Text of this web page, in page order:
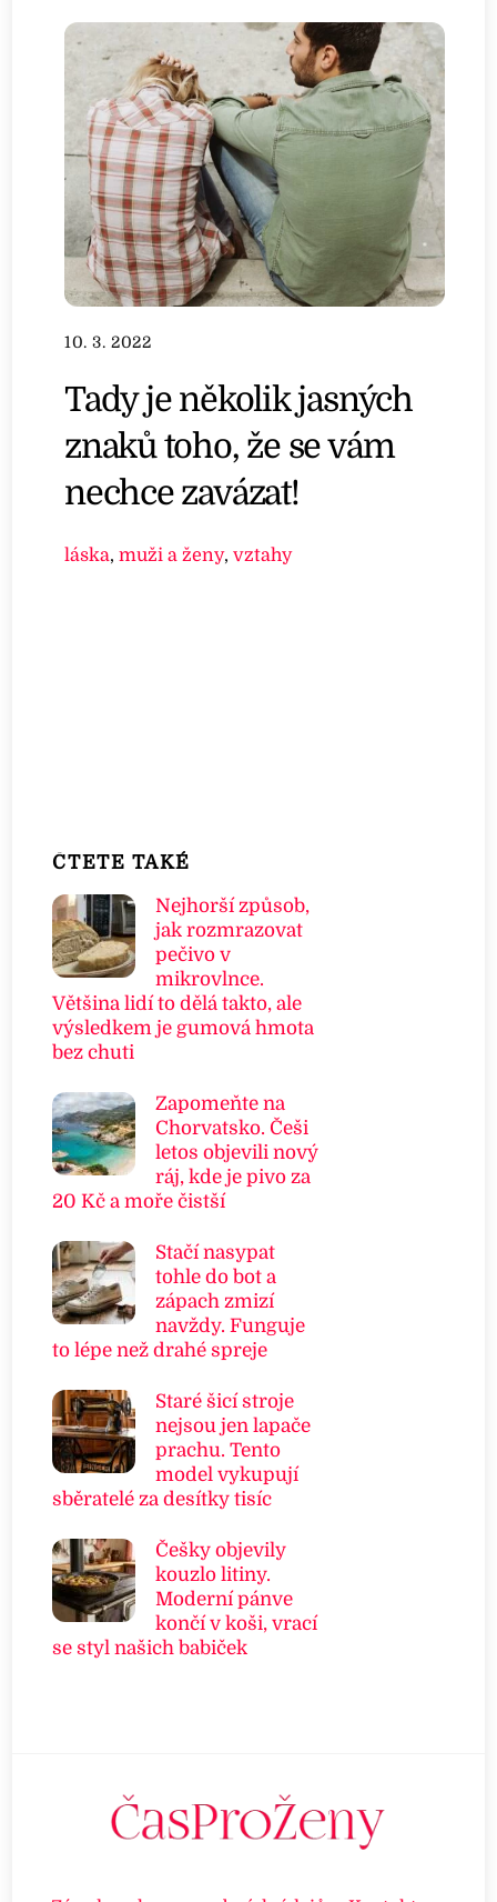
10. 3. 2022
Tady je několik jasných
znaků toho, že se vám
nechce zavázat!
láska,muži a ženy,vztahy
ČTETE TAKÉ
Nejhorší způsob,
jak rozmrazovat
pečivo v
mikrovlnce.
Většina lidí to dělá takto, ale
výsledkem je gumová hmota
bez chuti
Zapomeňte na
Chorvatsko. Češi
letos objevili nový
ráj, kde je pivo za
20 Kč a moře čistší
Stačí nasypat
tohle do bot a
zápach zmizí
navždy. Funguje
to lépe než drahé spreje
Staré šicí stroje
nejsou jen lapače
prachu. Tento
model vykupují
sběratelé za desítky tisíc
Češky objevily
kouzlo litiny.
Moderní pánve
končí v koši, vrací
se styl našich babiček